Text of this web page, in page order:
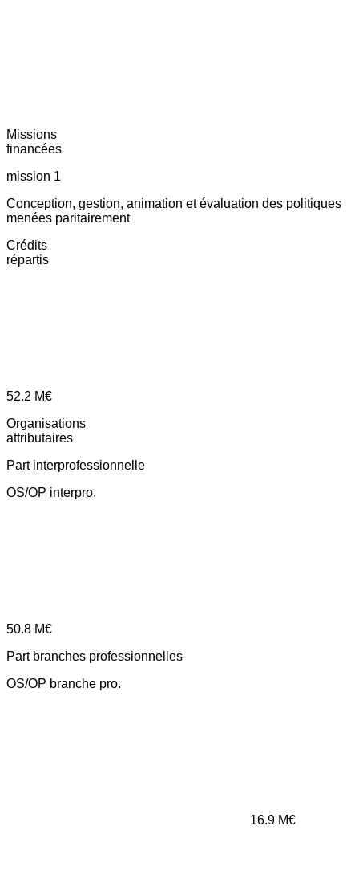
Missions
financées
mission 1
Conception, gestion, animation et évaluation des politiques
menées paritairement
Crédits
répartis
52.2 M€
Organisations
attributaires
Part interprofessionnelle
OS/OP interpro.
50.8 M€
Part branches professionnelles
OS/OP branche pro.
16.9 M€